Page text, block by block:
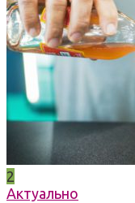
2
Актуально